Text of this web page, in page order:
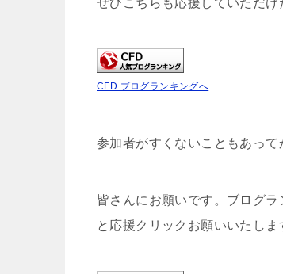
ぜひこちらも応援していただけ
CFD ブログランキングへ
参加者がすくないこともあっ
皆さんにお願いです。ブログ
と応援クリックお願いいたしま